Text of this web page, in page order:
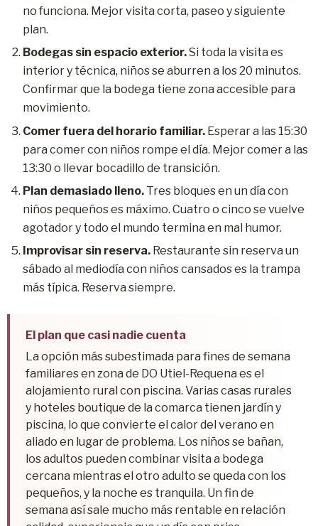
no funciona. Mejor visita corta, paseo y siguiente
plan.
Bodegas sin espacio exterior.Si toda la visita es
interior y técnica, niños se aburren a los 20 minutos.
Confirmar que la bodega tiene zona accesible para
movimiento.
Comer fuera del horario familiar. Esperar a las 15:30
para comer con niños rompe el día. Mejor comer a las
13:30 o llevar bocadillo de transición.
Plan demasiado lleno. Tres bloques en un día con
niños pequeños es máximo. Cuatro o cinco se vuelve
agotador y todo el mundo termina en mal humor.
Improvisar sin reserva. Restaurante sin reserva un
sábado al mediodía con niños cansados es la trampa
más típica. Reserva siempre.
El plan que casi nadie cuenta
La opción más subestimada para fines de semana
familiares en zona de DO Utiel-Requena es el
alojamiento rural con piscina. Varias casas rurales
y hoteles boutique de la comarca tienen jardín y
piscina, lo que convierte el calor del verano en
aliado en lugar de problema. Los niños se bañan,
los adultos pueden combinar visita a bodega
cercana mientras el otro adulto se queda con los
pequeños, y la noche es tranquila. Un fin de
semana así sale mucho más rentable en relación